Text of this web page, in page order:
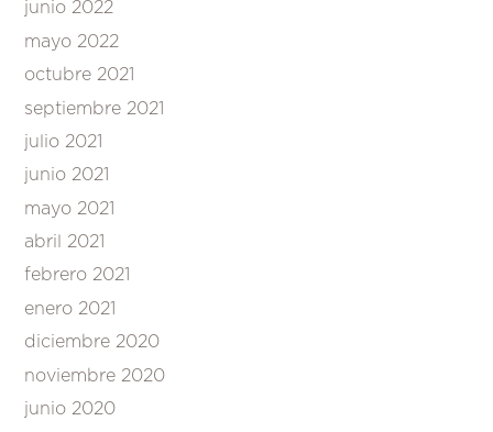
junio 2022
mayo 2022
octubre 2021
septiembre 2021
julio 2021
junio 2021
mayo 2021
abril 2021
febrero 2021
enero 2021
diciembre 2020
noviembre 2020
junio 2020